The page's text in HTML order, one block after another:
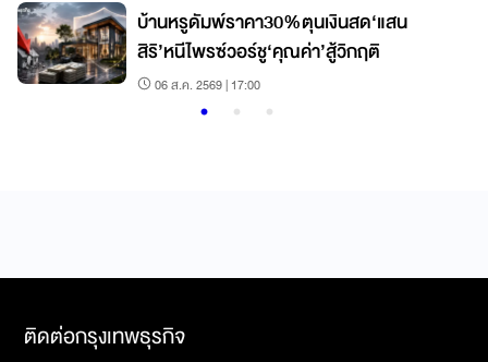
บ้านหรูดัมพ์ราคา30%ตุนเงินสด‘แสน
สิริ’หนีไพรซ์วอร์ชู‘คุณค่า’สู้วิกฤติ
06 ส.ค. 2569 | 17:00
ติดต่อกรุงเทพธุรกิจ